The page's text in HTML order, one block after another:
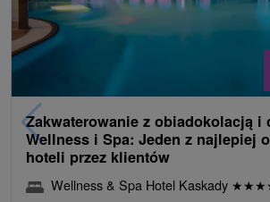
Zakwaterowanie z obiadokolacją i
Wellness i Spa: Jeden z najlepiej
hoteli przez klientów
Wellness & Spa Hotel Kaskady ★★★